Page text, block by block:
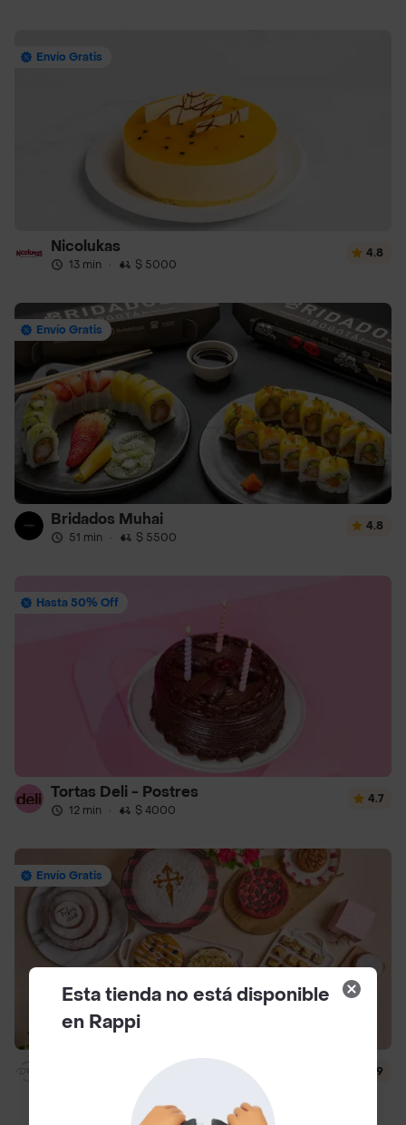
Envío Gratis
Nicolukas
13 min · $ 5000
4.8
Envío Gratis
Bridados Muhai
51 min · $ 5500
4.8
Hasta 50% Off
Tortas Deli - Postres
12 min · $ 4000
4.7
Envío Gratis
Dlili By Liliana Arango
$ 4500
4.9
Esta tienda no está disponible
en Rappi